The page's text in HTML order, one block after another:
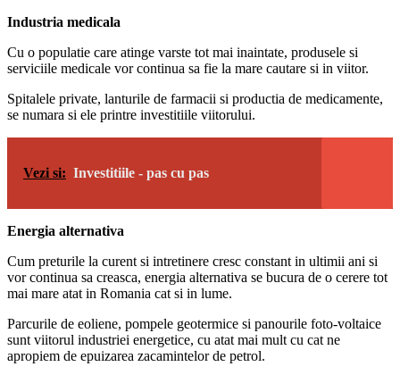
Industria medicala
Cu o populatie care atinge varste tot mai inaintate, produsele si
serviciile medicale vor continua sa fie la mare cautare si in viitor.
Spitalele private, lanturile de farmacii si productia de medicamente,
se numara si ele printre investitiile viitorului.
Vezi si: Investitiile - pas cu pas
Energia alternativa
Cum preturile la curent si intretinere cresc constant in ultimii ani si
vor continua sa creasca, energia alternativa se bucura de o cerere tot
mai mare atat in Romania cat si in lume.
Parcurile de eoliene, pompele geotermice si panourile foto-voltaice
sunt viitorul industriei energetice, cu atat mai mult cu cat ne
apropiem de epuizarea zacamintelor de petrol.